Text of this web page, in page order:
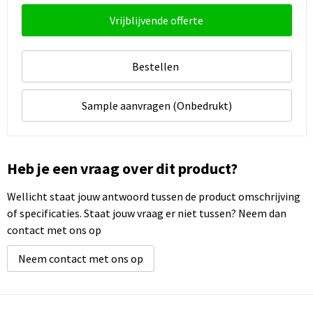
Vrijblijvende offerte
Bestellen
Sample aanvragen (Onbedrukt)
Heb je een vraag over dit product?
Wellicht staat jouw antwoord tussen de product omschrijving
of specificaties. Staat jouw vraag er niet tussen? Neem dan
contact met ons op
Neem contact met ons op